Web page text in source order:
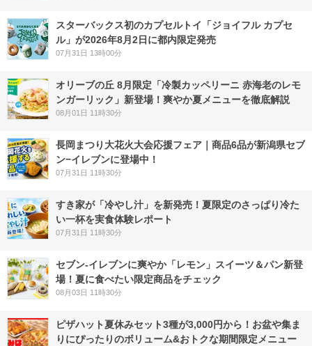
スターバックス初のカプセルトイ「ジョイフル カプセ
ル」が2026年8月2日に都内限定発売
07月31日 13時00分
オリーブの丘 8月限定「冷製カッペリーニ 赤海老のレモ
ンガーリック」新登場！爽やか夏メニューを徹底解説
08月01日 11時30分
長岡まつり大花火大会応援フェア｜商品6品が新潟県セブ
ン−イレブンに登場中！
07月31日 11時30分
すき家が「冷やし汁」を新発売！夏限定のさっぱり冷た
い一杯を実食体験レポート
07月31日 11時30分
セブン‐イレブンに爽やか「レモン」スイーツ＆パン新登
場！夏に食べたい限定商品をチェック
08月03日 11時30分
ピザハット夏休みセット3種が3,000円から！お盆や集ま
りにぴったりのボリューム&おトクな期間限定メニュー